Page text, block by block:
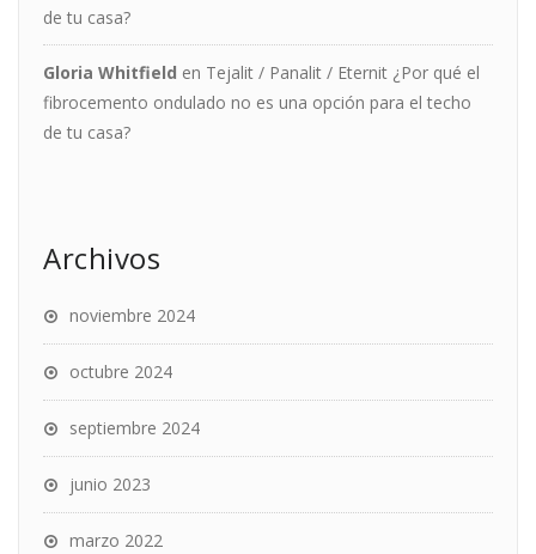
de tu casa?
Gloria Whitfield en Tejalit / Panalit / Eternit ¿Por qué el
fibrocemento ondulado no es una opción para el techo
de tu casa?
Archivos
noviembre 2024
octubre 2024
septiembre 2024
junio 2023
marzo 2022